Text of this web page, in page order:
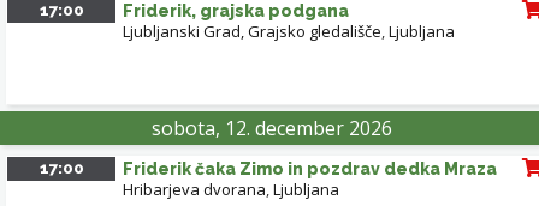
17:00 Friderik, grajska podgana
Ljubljanski Grad, Grajsko gledališče,Ljubljana
sobota, 12. december 2026
17:00 Friderik čaka Zimo in pozdrav dedka Mraza
Hribarjeva dvorana,Ljubljana